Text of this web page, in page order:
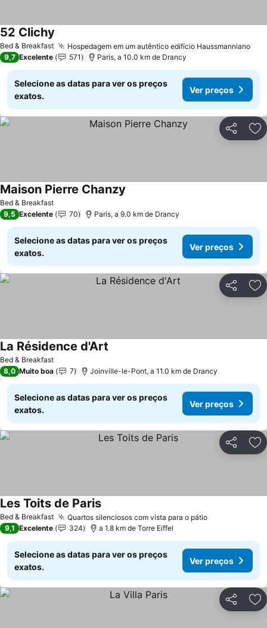
Bed & Breakfast Hospedagem em um autêntico edifício Haussmanniano
52 Clichy
9,7 Excelente 571 Paris, a 10.0 km de Drancy
Selecione as datas para ver os preços
exatos.
Ver preços
Partilhar
Bed & Breakfast
Maison Pierre Chanzy
9,5 Excelente 70 Paris, a 9.0 km de Drancy
Selecione as datas para ver os preços
exatos.
Ver preços
Partilhar
Bed & Breakfast
La Résidence d'Art
8,0 Muito boa 7 Joinville-le-Pont, a 11.0 km de Drancy
Selecione as datas para ver os preços
exatos.
Ver preços
Partilhar
Bed & Breakfast Quartos silenciosos com vista para o pátio
Les Toits de Paris
9,1 Excelente 324 a 1.8 km de Torre Eiffel
Selecione as datas para ver os preços
exatos.
Ver preços
Partilhar